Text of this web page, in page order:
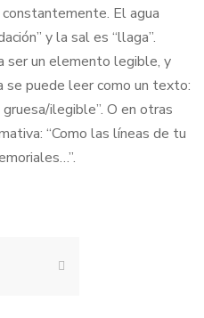
El agua
y la sal es “llaga”.
ser un elemento legible, y
se puede leer como un texto:
ilegible”. O en otras
“Como las líneas de tu